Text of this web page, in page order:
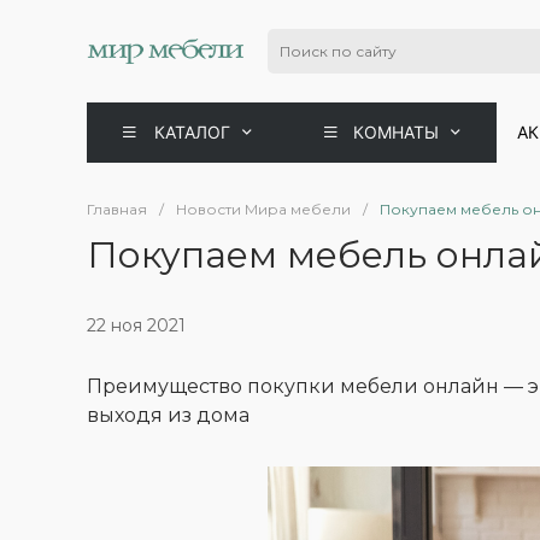
КАТАЛОГ КОМНАТЫ
Главная / Новости Мира мебели / Покупаем мебель
Покупаем мебель
22 ноя 2021
Преимущество покупки мебели онлайн —
выходя из дома